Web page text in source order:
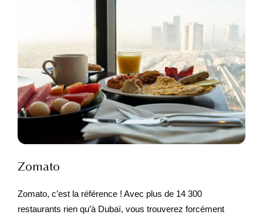
Zomato
Zomato, c’est la référence ! Avec plus de 14 300
restaurants rien qu’à Dubaï, vous trouverez forcément